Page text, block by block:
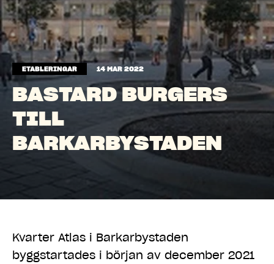
ETABLERINGAR 14 MAR 2022
BASTARD BURGERS
TILL
BARKARBYSTADEN
Kvarter Atlas i Barkarbystaden
byggstartades i början av december 2021